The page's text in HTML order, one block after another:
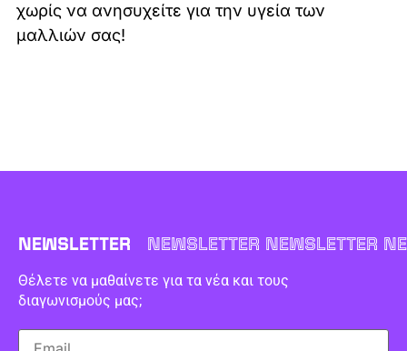
χωρίς να ανησυχείτε για την υγεία των
μαλλιών σας!
NEWSLETTER NEWSLETTER NEWSLETTER
Θέλετε να μαθαίνετε για τα νέα και τους
διαγωνισμούς μας;